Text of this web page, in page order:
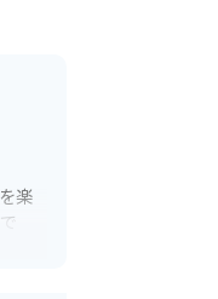
楽